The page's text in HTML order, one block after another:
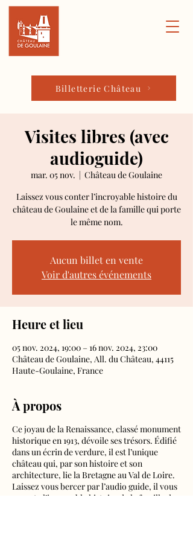
Billetterie Château
Visites libres (avec
audioguide)
mar. 05 nov.
  |
Château de Goulaine
Laissez vous conter l’incroyable histoire du
château de Goulaine et de la famille qui porte
le même nom.
Aucun billet en vente
Voir d'autres événements
Heure et lieu
05 nov. 2024, 19:00 – 16 nov. 2024, 23:00
Château de Goulaine, All. du Château, 44115
Haute-Goulaine, France
À propos
Ce joyau de la Renaissance, classé monument
historique en 1913, dévoile ses trésors. Édifié
dans un écrin de verdure, il est l’unique
château qui, par son histoire et son
architecture, lie la Bretagne au Val de Loire.
Laissez vous bercer par l’audio guide, il vous
raconte l’incroyable histoire de la famille de